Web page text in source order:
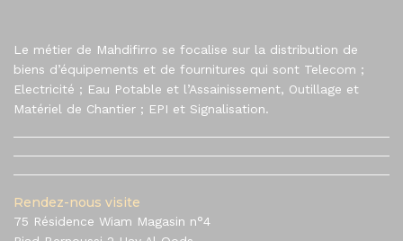
Le métier de Mahdifirro se focalise sur la distribution de
biens d’équipements et de fournitures qui sont Telecom ;
Electricité ; Eau Potable et l’Assainissement, Outillage et
Matériel de Chantier ; EPI et Signalisation.
Rendez-nous visite
75 Résidence Wiam Magasin n°4